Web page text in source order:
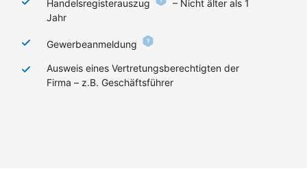
Handelsregisterauszug
– Nicht älter als 1
Jahr
Gewerbeanmeldung
Ausweis eines Vertretungsberechtigten der
Firma – z.B. Geschäftsführer